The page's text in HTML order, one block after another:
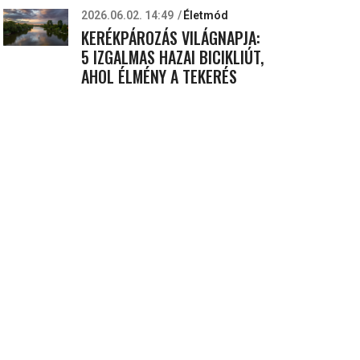
2026.06.02. 14:49 Életmód
KERÉKPÁROZÁS VILÁGNAPJA:
5 IZGALMAS HAZAI BICIKLIÚT,
AHOL ÉLMÉNY A TEKERÉS